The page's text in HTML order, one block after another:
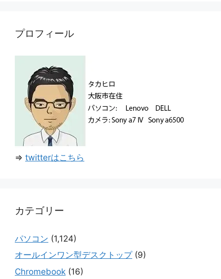
プロフィール
⇒ twitterはこちら
カテゴリー
パソコン (1,124)
オールインワン型デスクトップ(9)
Chromebook (16)